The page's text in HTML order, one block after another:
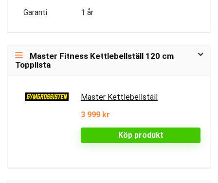
Garanti 1 år
Master Fitness Kettlebellställ 120 cm
Topplista
Master Kettlebellställ
3 999 kr
Köp produkt